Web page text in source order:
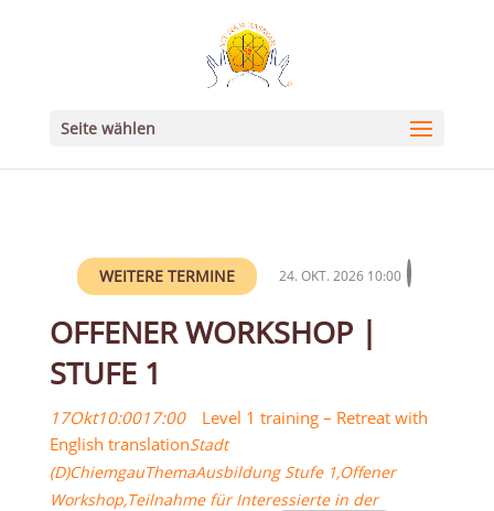
Seite wählen
WEITERE TERMINE 24. OKT. 2026 10:00
OFFENER WORKSHOP |
STUFE 1
17Okt10:0017:00
Level 1 training – Retreat with
English translationStadt
(D)ChiemgauThemaAusbildung Stufe 1,Offener
Workshop,Teilnahme für Interessierte in der